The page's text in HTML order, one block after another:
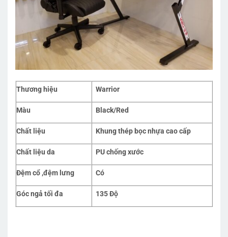
Thương hiệu Warrior
Màu Black/Red
Chất liệu Khung thép bọc nhựa cao cấp
Chất liệu da PU chống xước
Đệm cổ ,đệm lưng Có
Góc ngả tối đa 135 Độ